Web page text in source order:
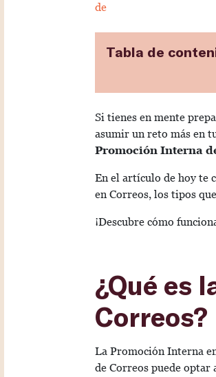
de
Tabla de
Si tienes en mente
asumir un reto más en
Promoción Interna
En el artículo de hoy te
en Correos, los tipos
¡Descubre cómo
¿Qué es
Correos?
La Promoción Interna
de Correos puede optar